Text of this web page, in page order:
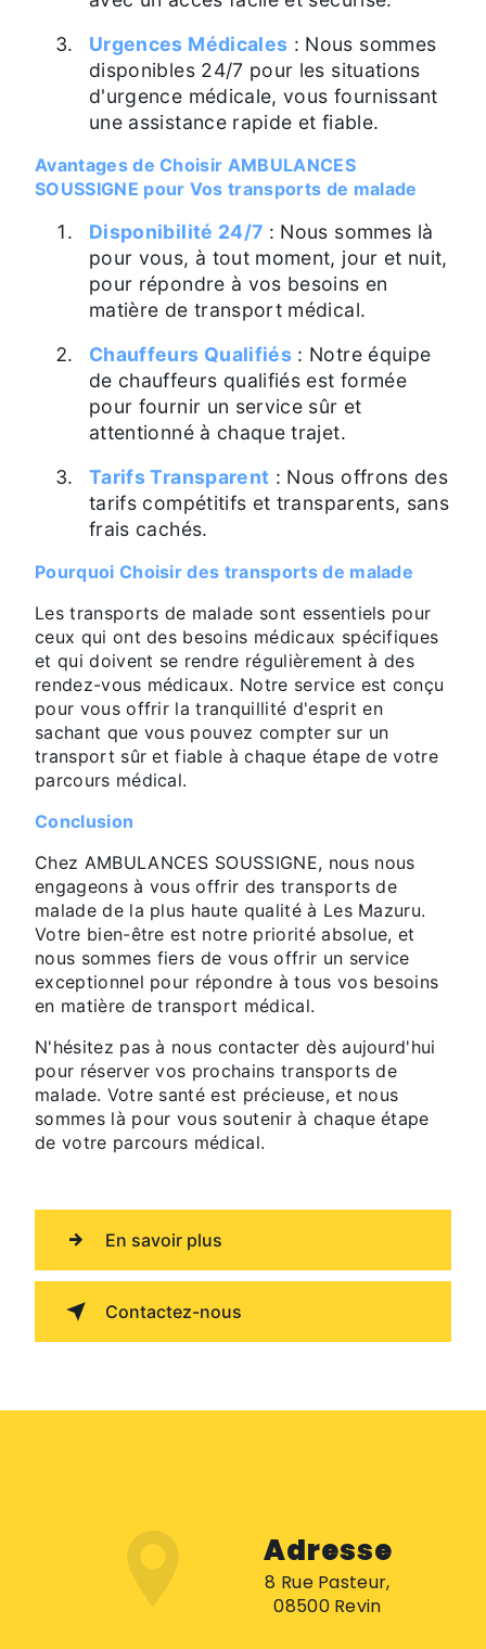
Urgences Médicales : Nous sommes
disponibles 24/7 pour les situations
d'urgence médicale, vous fournissant
une assistance rapide et fiable.
Avantages de Choisir AMBULANCES
SOUSSIGNE pour Vos transports de malade
Disponibilité 24/7 : Nous sommes là
pour vous, à tout moment, jour et nuit,
pour répondre à vos besoins en
matière de transport médical.
Chauffeurs Qualifiés : Notre équipe
de chauffeurs qualifiés est formée
pour fournir un service sûr et
attentionné à chaque trajet.
Tarifs Transparent : Nous offrons des
tarifs compétitifs et transparents, sans
frais cachés.
Pourquoi Choisir des transports de malade
Les transports de malade sont essentiels pour
ceux qui ont des besoins médicaux spécifiques
et qui doivent se rendre régulièrement à des
rendez-vous médicaux. Notre service est conçu
pour vous offrir la tranquillité d'esprit en
sachant que vous pouvez compter sur un
transport sûr et fiable à chaque étape de votre
parcours médical.
Conclusion
Chez AMBULANCES SOUSSIGNE, nous nous
engageons à vous offrir des transports de
malade de la plus haute qualité à Les Mazuru.
Votre bien-être est notre priorité absolue, et
nous sommes fiers de vous offrir un service
exceptionnel pour répondre à tous vos besoins
en matière de transport médical.
N'hésitez pas à nous contacter dès aujourd'hui
pour réserver vos prochains transports de
malade. Votre santé est précieuse, et nous
sommes là pour vous soutenir à chaque étape
de votre parcours médical.
En savoir plus
Contactez-nous
Adresse
8 Rue Pasteur,
08500 Revin